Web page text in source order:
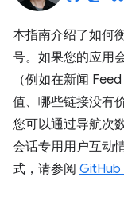
本指南介绍了如何
号。如果您的应用
（例如在新闻
值、哪些链接没有
您可以通过导航次
会话专用用户互动
式，请参阅 GitHub